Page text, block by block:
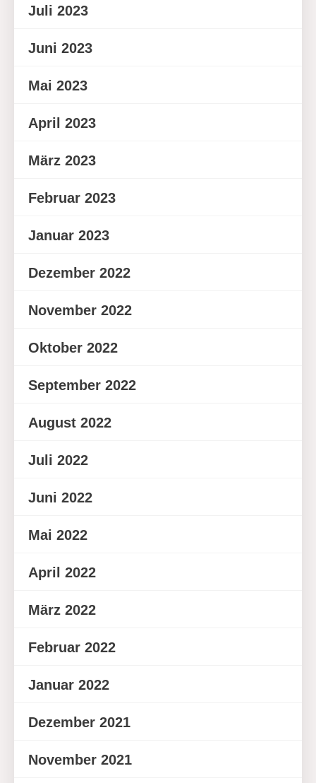
Juli 2023
Juni 2023
Mai 2023
April 2023
März 2023
Februar 2023
Januar 2023
Dezember 2022
November 2022
Oktober 2022
September 2022
August 2022
Juli 2022
Juni 2022
Mai 2022
April 2022
März 2022
Februar 2022
Januar 2022
Dezember 2021
November 2021